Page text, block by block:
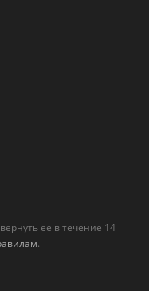
ее в течение 14
.